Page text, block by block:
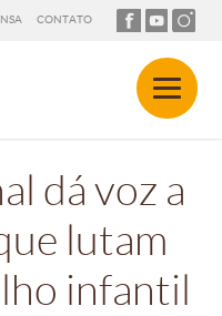
CONTATO
dá voz a
lutam
infantil